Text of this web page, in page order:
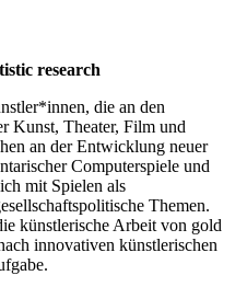
research
die an den
Kunst, Theater, Film und
an der Entwicklung neuer
Computerspiele und
mit Spielen als
Themen.
künstlerische Arbeit von gold
innovativen künstlerischen